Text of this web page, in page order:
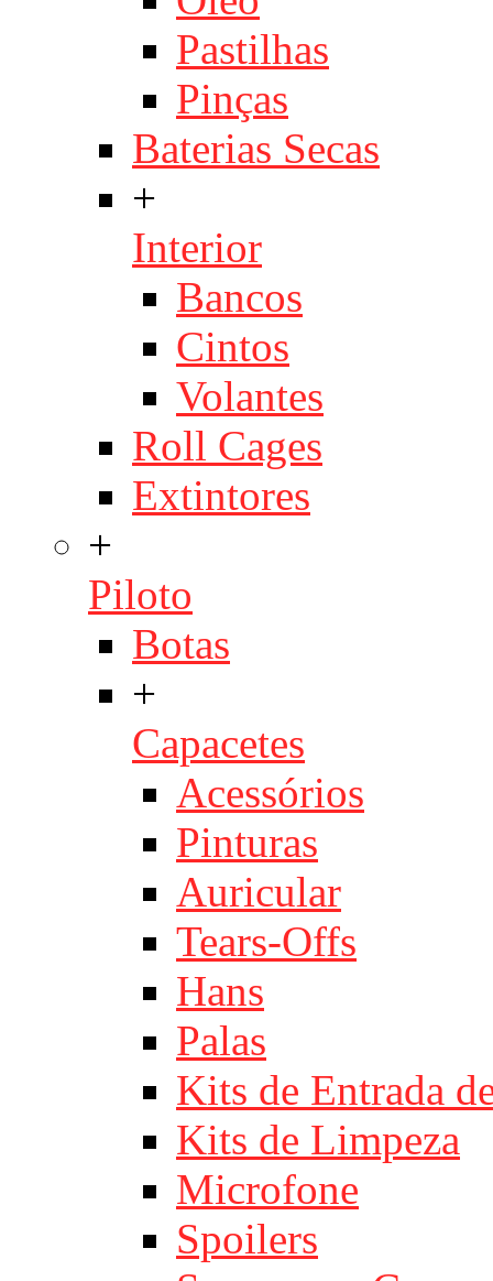
Pastilhas
Pinças
Baterias Secas
+
Interior
Bancos
Cintos
Volantes
Roll Cages
Extintores
+
Piloto
Botas
+
Capacetes
Acessórios
Pinturas
Auricular
Tears-Offs
Hans
Palas
Kits de Entrada
Kits de Limpeza
Microfone
Spoilers